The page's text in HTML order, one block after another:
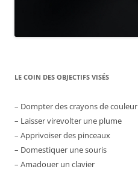
LE COIN DES OBJECTIFS VISÉS
– Dompter des crayons de couleur
– Laisser virevolter une plume
– Apprivoiser des pinceaux
– Domestiquer une souris
– Amadouer un clavier